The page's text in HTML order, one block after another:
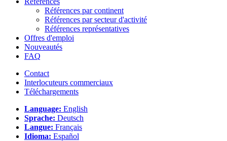
Références par continent
Références par secteur d'activité
Références représentatives
Offres d'emploi
Nouveautés
FAQ
Contact
Interlocuteurs commerciaux
Téléchargements
Language: English
Sprache: Deutsch
Langue: Français
Idioma: Español